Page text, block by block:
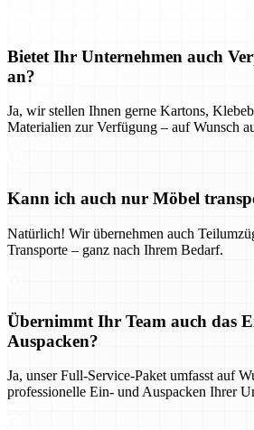
Bietet Ihr Unternehmen auch
an?
Ja, wir stellen Ihnen gerne Kartons,
Materialien zur Verfügung – auf Wunsch
Kann ich auch nur Möbel
Natürlich! Wir übernehmen auch
Transporte – ganz nach Ihrem Bedarf.
Übernimmt Ihr Team auch das
Auspacken?
Ja, unser Full-Service-Paket umfasst auf
professionelle Ein- und Auspacken Ihrer